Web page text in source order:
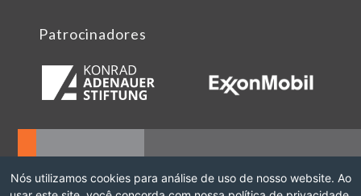
Patrocinadores
Nós utilizamos cookies para análise de uso de nosso website. Ao